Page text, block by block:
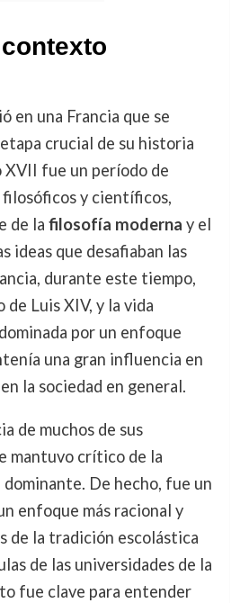
en una Francia que se
crucial de su historia
fue un período de
y científicos,
de la filosofía moderna y el
ideas que desafiaban las
durante este tiempo,
Luis XIV, y la vida
por un enfoque
una gran influencia en
la sociedad en general.
de muchos de sus
mantuvo crítico de la
De hecho, fue un
enfoque más racional y
de la tradición escolástica
de las universidades de la
fue clave para entender